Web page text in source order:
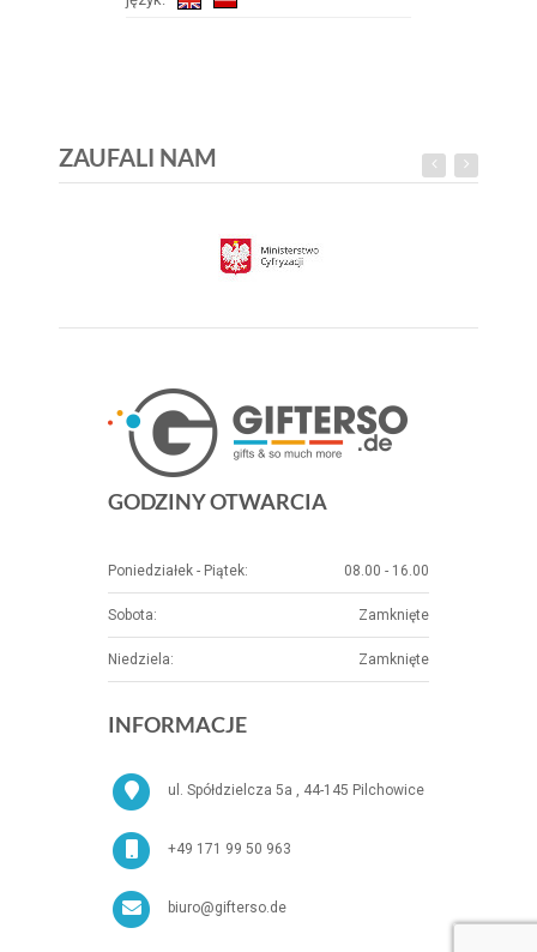
ZAUFALI NAM
GODZINY OTWARCIA
Poniedziałek - Piątek: 08.00 - 16.00
Sobota: Zamknięte
Niedziela: Zamknięte
INFORMACJE
ul. Spółdzielcza 5a , 44-145 Pilchowice
+49 171 99 50 963
biuro@gifterso.de